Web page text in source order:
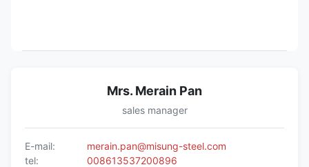
Mrs. Merain Pan
sales manager
E-mail:
merain.pan@misung-steel.com
tel:
008613537200896